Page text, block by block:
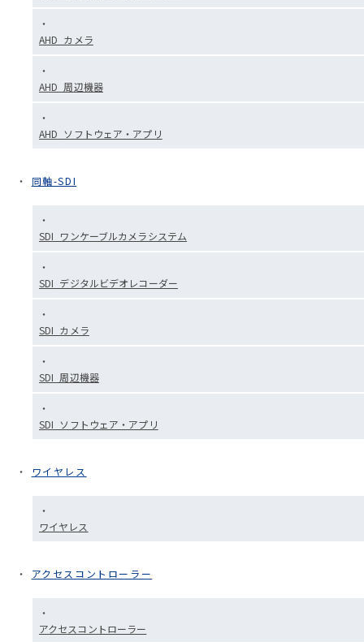
AHD_カメラ
AHD_周辺機器
AHD_ソフトウェア・アプリ
同軸-SDI
SDI_ワンケーブルカメラシステム
SDI_デジタルビデオレコーダー
SDI_カメラ
SDI_周辺機器
SDI_ソフトウェア・アプリ
ワイヤレス
ワイヤレス
アクセスコントローラー
アクセスコントローラー